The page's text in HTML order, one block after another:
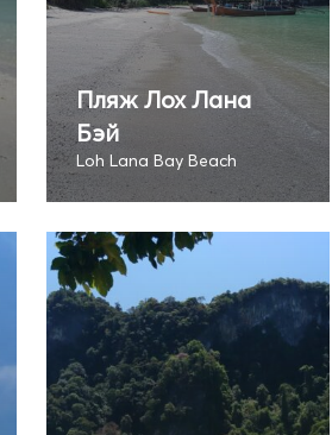
Пляж Лох Лана
Бэй
Loh Lana Bay Beach